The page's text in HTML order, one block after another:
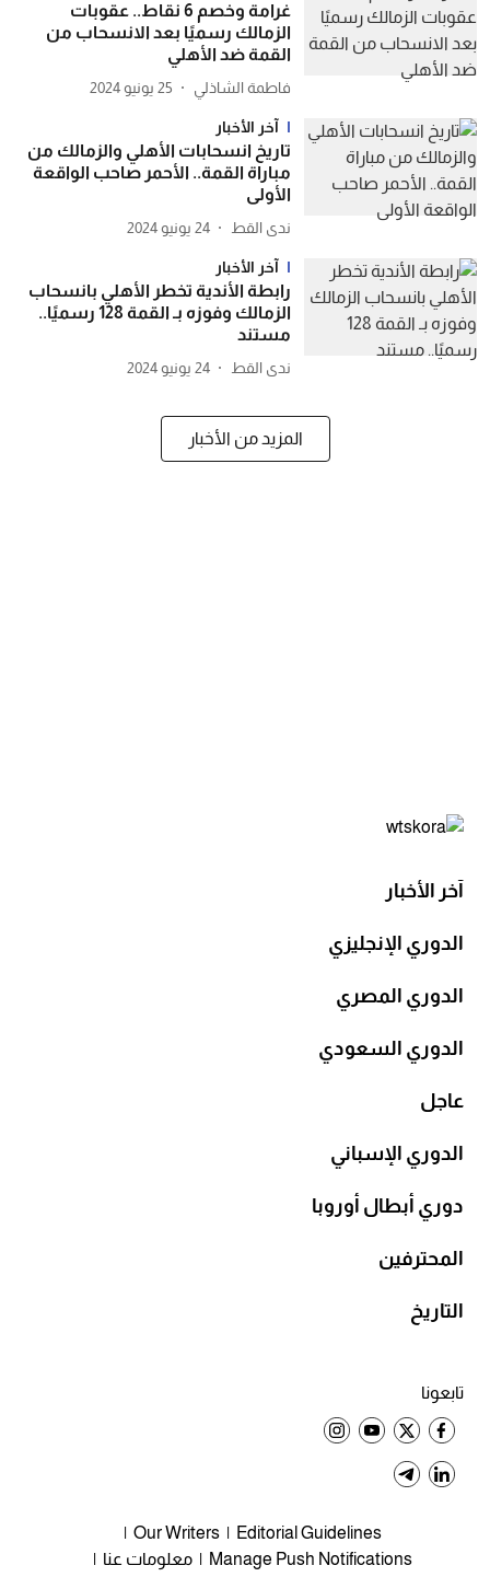
غرامة وخصم 6 نقاط.. عقوبات
الزمالك رسميًا بعد الانسحاب من
القمة ضد الأهلي
فاطمة الشاذلي 25 يونيو 2024
آخر الأخبار
تاريخ انسحابات الأهلي والزمالك من
مباراة القمة.. الأحمر صاحب الواقعة
الأولى
ندى القط 24 يونيو 2024
آخر الأخبار
رابطة الأندية تخطر الأهلي بانسحاب
الزمالك وفوزه بـ القمة 128 رسميًا..
مستند
ندى القط 24 يونيو 2024
المزيد من الأخبار
تابعونا
آخر الأخبار
الدوري الإنجليزي
الدوري المصري
الدوري السعودي
عاجل
الدوري الإسباني
دوري أبطال أوروبا
المحترفين
التاريخ
Editorial Guidelines
Our Writers
Manage Push Notifications
معلومات عنا